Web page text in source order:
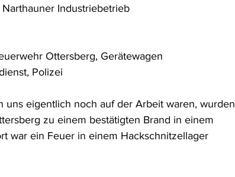
Industriebetrieb
Ottersberg, Gerätewagen
Polizei
uns eigentlich noch auf der Arbeit waren, wurden
zu einem bestätigten Brand in einem
war ein Feuer in einem Hackschnitzellager